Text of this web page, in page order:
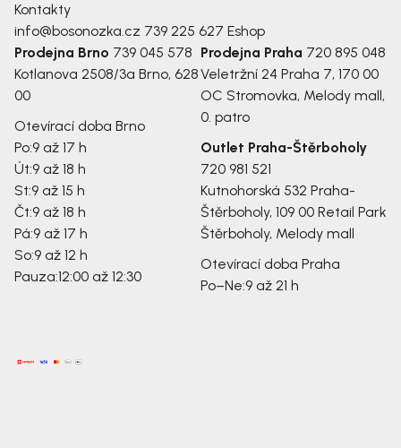
Kontakty
info@bosonozka.cz 739 225 627 Eshop
Prodejna Brno 739 045 578
Kotlanova 2508/3a Brno, 628
00
Otevírací doba Brno
Po:9 až 17 h
Út:9 až 18 h
St:9 až 15 h
Čt:9 až 18 h
Pá:9 až 17 h
So:9 až 12 h
Pauza:12:00 až 12:30
Prodejna Praha 720 895 048
Veletržní 24 Praha 7, 170 00
OC Stromovka, Melody mall,
0. patro
Outlet Praha-Štěrboholy
720 981 521
Kutnohorská 532 Praha-
Štěrboholy, 109 00 Retail Park
Štěrboholy, Melody mall
Otevírací doba Praha
Po–Ne:9 až 21 h